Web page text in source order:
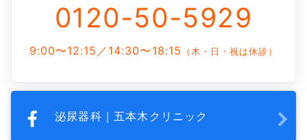
0120-50-5929
9:00〜12:15／14:30〜18:15 （木・日・祝は休診）
泌尿器科｜五本木クリニック